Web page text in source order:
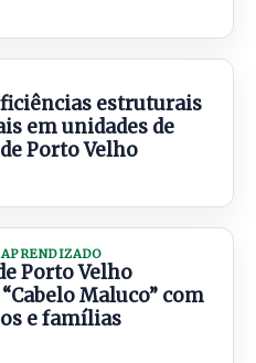
estruturais
em unidades de
Porto Velho
Porto Velho
Maluco” com
e famílias